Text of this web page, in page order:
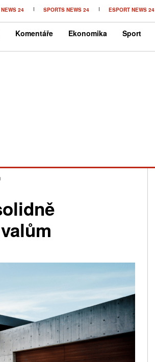
24 SPORTS NEWS 24 ESPORT NEWS 24
Komentáře Ekonomika Sport